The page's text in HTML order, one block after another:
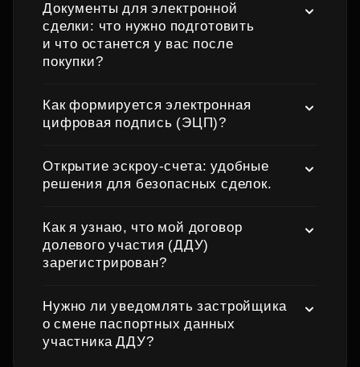
Документы для электронной
сделки: что нужно подготовить
и что останется у вас после
покупки?
Как формируется электронная
цифровая подпись (ЭЦП)?
Открытие эскроу‑счета: удобные
решения для безопасных сделок.
Как я узнаю, что мой договор
долевого участия (ДДУ)
зарегистрирован?
Нужно ли уведомлять застройщика
о смене паспортных данных
участника ДДУ?